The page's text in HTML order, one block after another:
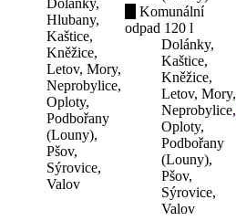
Hlubany,
Kaštice,
Kněžice,
Letov, Mory,
Neprobylice,
Oploty,
Podbořany
(Louny),
Pšov,
Sýrovice,
Valov
Komunální
odpad 120 l
Dolánky,
Kaštice,
Kněžice,
Letov, Mory,
Neprobylice,
Oploty,
Podbořany
(Louny),
Pšov,
Sýrovice,
Valov